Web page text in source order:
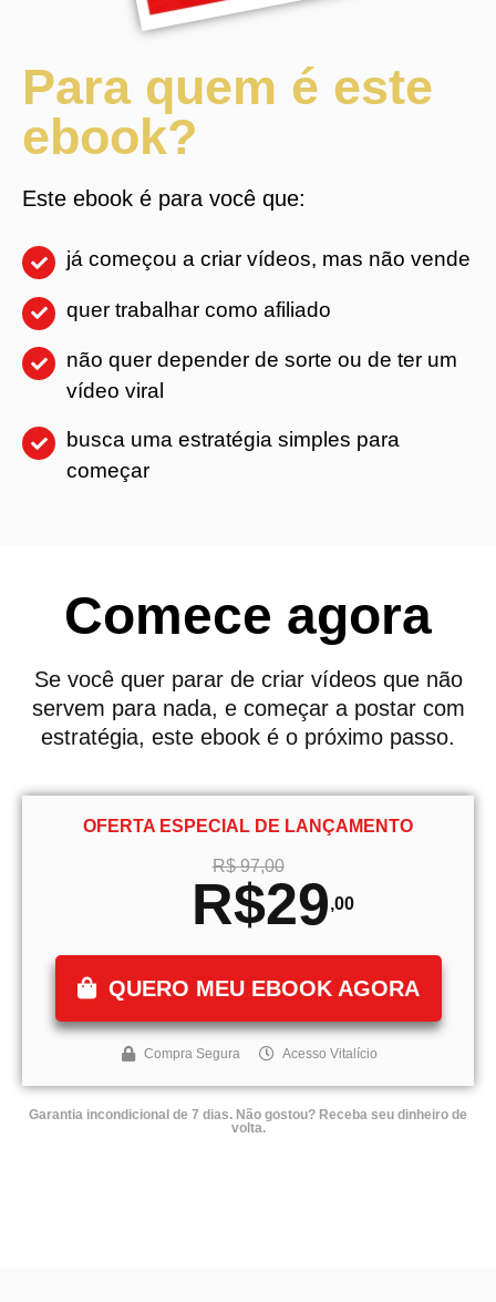
Para quem é este
ebook?
Este ebook é para você que:
já começou a criar vídeos, mas não vende
quer trabalhar como afiliado
não quer depender de sorte ou de ter um
vídeo viral
busca uma estratégia simples para
começar
Comece agora
Se você quer parar de criar vídeos que não
servem para nada, e começar a postar com
estratégia, este ebook é o próximo passo.
OFERTA ESPECIAL DE LANÇAMENTO
R$ 97,00
R$29,00
QUERO MEU EBOOK AGORA
Compra Segura Acesso Vitalício
Garantia incondicional de 7 dias. Não gostou? Receba seu dinheiro de
volta.